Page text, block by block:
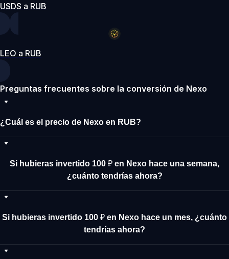
USDS a RUB
LEO a RUB
Preguntas frecuentes sobre la conversión de Nexo
¿Cuál es el precio de Nexo en RUB?
Si hubieras invertido 100 ₽ en Nexo hace una semana,
¿cuánto tendrías ahora?
Si hubieras invertido 100 ₽ en Nexo hace un mes, ¿cuánto
tendrías ahora?